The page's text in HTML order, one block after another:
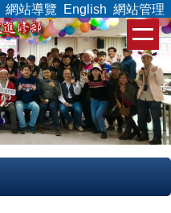
網站導覽 English 網站管理